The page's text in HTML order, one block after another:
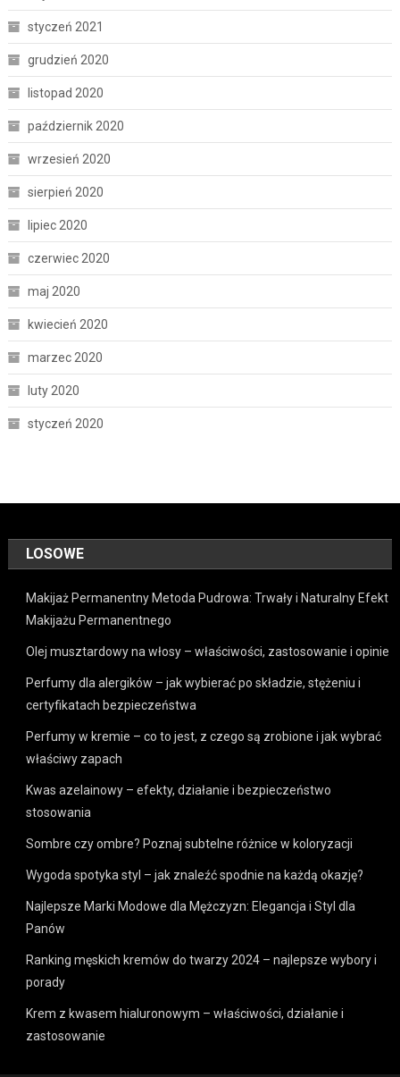
styczeń 2021
grudzień 2020
listopad 2020
październik 2020
wrzesień 2020
sierpień 2020
lipiec 2020
czerwiec 2020
maj 2020
kwiecień 2020
marzec 2020
luty 2020
styczeń 2020
LOSOWE
Makijaż Permanentny Metoda Pudrowa: Trwały i Naturalny Efekt
Makijażu Permanentnego
Olej musztardowy na włosy – właściwości, zastosowanie i opinie
Perfumy dla alergików – jak wybierać po składzie, stężeniu i
certyfikatach bezpieczeństwa
Perfumy w kremie – co to jest, z czego są zrobione i jak wybrać
właściwy zapach
Kwas azelainowy – efekty, działanie i bezpieczeństwo
stosowania
Sombre czy ombre? Poznaj subtelne różnice w koloryzacji
Wygoda spotyka styl – jak znaleźć spodnie na każdą okazję?
Najlepsze Marki Modowe dla Mężczyzn: Elegancja i Styl dla
Panów
Ranking męskich kremów do twarzy 2024 – najlepsze wybory i
porady
Krem z kwasem hialuronowym – właściwości, działanie i
zastosowanie